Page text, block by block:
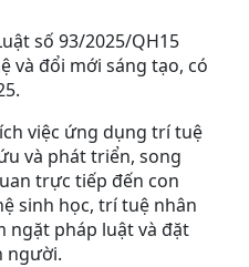
số 93/2025/QH15
và đổi mới sáng tạo, có
việc ứng dụng trí tuệ
và phát triển, song
trực tiếp đến con
sinh học, trí tuệ nhân
ngặt pháp luật và đặt
người.